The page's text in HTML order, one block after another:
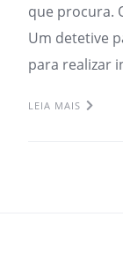
que procura.
Um detetive
para realizar
LEIA MAIS